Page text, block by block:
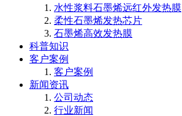
水性浆料石墨烯远红外发热膜
柔性石墨烯发热芯片
石墨烯高效发热膜
科普知识
客户案例
客户案例
新闻资讯
公司动态
行业新闻